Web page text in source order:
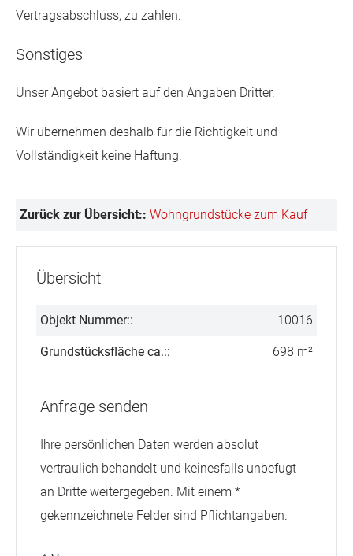
Vertragsabschluss, zu zahlen.
Sonstiges
Unser Angebot basiert auf den Angaben Dritter.
Wir übernehmen deshalb für die Richtigkeit und
Vollständigkeit keine Haftung.
Zurück zur Übersicht:: Wohngrundstücke zum Kauf
Übersicht
Objekt Nummer:: 10016
Grundstücksfläche ca.:: 698 m²
Anfrage senden
Ihre persönlichen Daten werden absolut
vertraulich behandelt und keinesfalls unbefugt
an Dritte weitergegeben. Mit einem *
gekennzeichnete Felder sind Pflichtangaben.